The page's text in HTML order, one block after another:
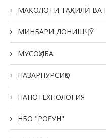
МАҚОЛОТИ ТАҲЛИЛӢ ВА
МИНБАРИ ДОНИШҶӮ
МУСОҲИБА
НАЗАРПУРСИҲО
НАНОТЕХНОЛОГИЯ
НБО "РОҒУН"